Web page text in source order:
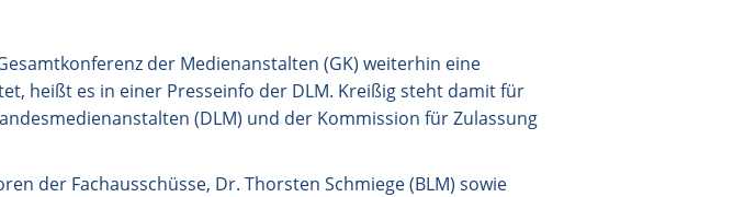
der Medienanstalten (GK) weiterhin eine
heißt es in einer Presseinfo der DLM. Kreißig steht damit für
(DLM) und der Kommission für Zulassung
der Fachausschüsse, Dr. Thorsten Schmiege (BLM) sowie